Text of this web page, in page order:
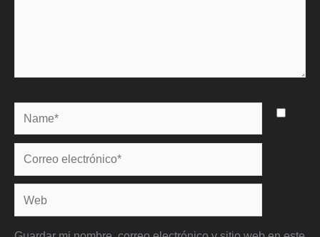
Name*
Correo
electrónico*
Web